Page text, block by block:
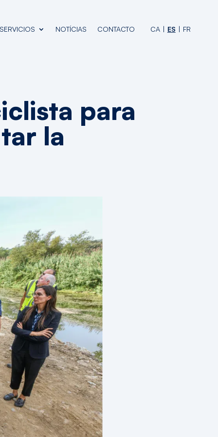
NOTÍCIAS CONTACTO CA ES FR
para
la